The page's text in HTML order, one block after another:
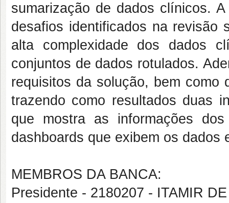
sumarização de dados clínicos.
desafios identificados na revisão
alta complexidade dos dados
conjuntos de dados rotulados.
requisitos da solução, bem como
trazendo como resultados duas
que mostra as informações
dashboards que exibem os dados
MEMBROS DA BANCA:
Presidente - 2180207 - ITAMIR